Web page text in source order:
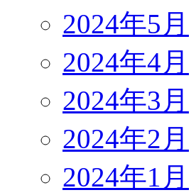
2024年5月
2024年4月
2024年3月
2024年2月
2024年1月